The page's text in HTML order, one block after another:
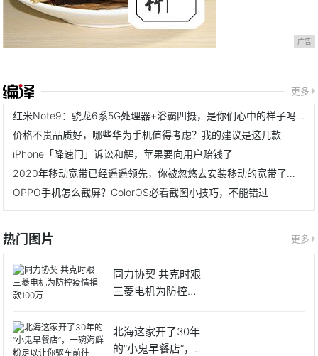
广告
更多
红米Note9：骁龙6系5G处理器+浴霸四摄，是你们心中的样子吗？
价格不贵品质好，哪些华为手机值得考虑？我的建议是这几款
iPhone「降速门」诉讼和解，苹果要向用户赔钱了
2020年移动宽带已经遥遥领先，你被忽悠去安装移动的宽带了吗？
OPPO手机怎么截屏？ColorOS必看截图小技巧，不能错过
热门图片 更多
同力协契 共克时艰
三菱电机为防控疫
北海这家开了30年
的“小鬼早餐店”，一